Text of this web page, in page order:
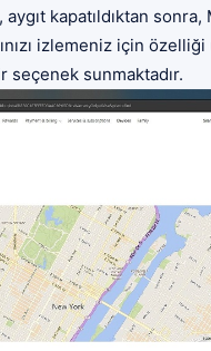
kapatıldıktan
izlemeniz için
seçenek sunmaktadır.